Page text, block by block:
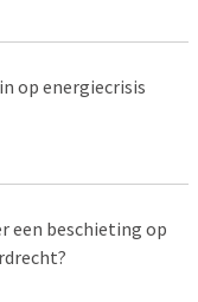
op energiecrisis
een beschieting op